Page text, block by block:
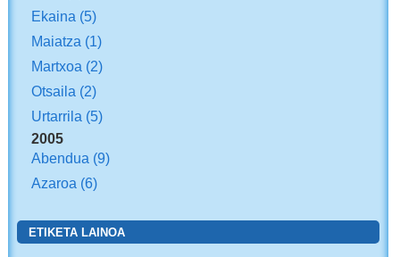
Ekaina (5)
Maiatza (1)
Martxoa (2)
Otsaila (2)
Urtarrila (5)
2005
Abendua (9)
Azaroa (6)
ETIKETA LAINOA